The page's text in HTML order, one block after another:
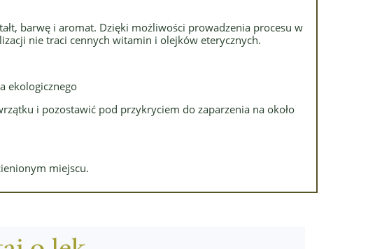
barwę i aromat. Dzięki możliwości prowadzenia procesu w
nie traci cennych witamin i olejków eterycznych.
ekologicznego
i pozostawić pod przykryciem do zaparzenia na około
miejscu.